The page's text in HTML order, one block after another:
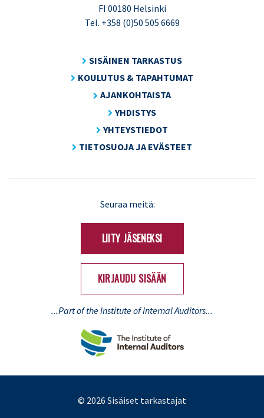
FI 00180 Helsinki
Tel. +358 (0)50 505 6669
SISÄINEN TARKASTUS
KOULUTUS & TAPAHTUMAT
AJANKOHTAISTA
YHDISTYS
YHTEYSTIEDOT
TIETOSUOJA JA EVÄSTEET
Seuraa meitä:
LIITY JÄSENEKSI
KIRJAUDU SISÄÄN
...Part of the Institute of Internal Auditors...
© 2026 Sisäiset tarkastajat